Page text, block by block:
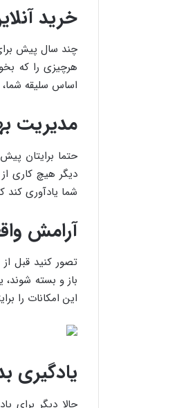
خرید
چند سال پیش
هرچیزی را که
اساس سلیقه‌
مدیریت
حتما برایتان
دیگر هیچ کاری
شما یادآوری کند
آرامش
تصور کنید قبل
باز و بسته
این امکانات را
یادگیری
حالا دیگر برای